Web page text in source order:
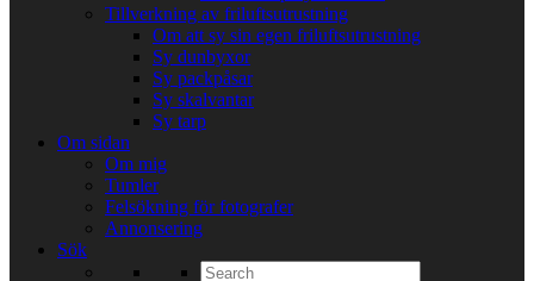
Tillverkning av friluftsutrustning
Om att sy sin egen friluftsutrustning
Sy dunbyxor
Sy packpåsar
Sy skalvantar
Sy tarp
Om sidan
Om mig
Tumler
Felsökning för fotografer
Annonsering
Sök
Search